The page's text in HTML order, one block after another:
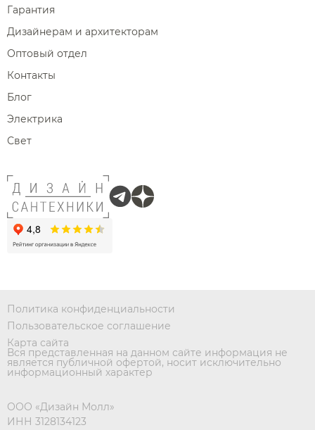
Гарантия
Дизайнерам и архитекторам
Оптовый отдел
Контакты
Блог
Электрика
Свет
Политика конфиденциальности
Пользовательское соглашение
Карта сайта
Вся представленная на данном сайте информация не
является публичной офертой, носит исключительно
информационный характер
ООО «Дизайн Молл»
ИНН 3128134123